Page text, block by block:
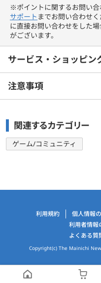
※ポイントに関するお問い合
サポート までお問い合わせ
に直接お問い合わせをした
がございます。
サービス・ショッピン
注意事項
関連するカテゴリー
ゲーム/コミュニティ
運営会社情報利用規約 個人情報
利用者情報
よくある質
Copyright(c) The Mainichi